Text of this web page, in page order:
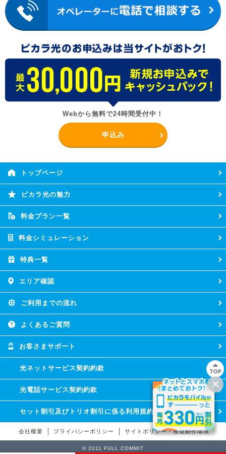
Webから無料で24時間受付中！
申込み
トップページ
ピカラ光の魅力
料金プラン一覧
料金シミュレーション
特典一覧
エリア確認
ご利用までの流れ
よくあるご質問
お客さまサポート
光ネットサービス契約約款
光電話サービス契約約款
セット割引及びトリオ割引に係る利用規約
会社概要 プライバシーポリシー サイトポリシー・推奨動作環境
© 2011 FULL COMMIT
×